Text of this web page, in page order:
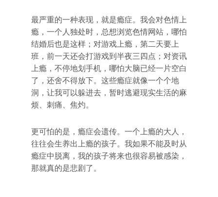
最严重的一种表现，就是瘾症。我会对色情上
瘾，一个人独处时，总想浏览色情网站，哪怕
结婚后也是这样；对游戏上瘾，第二天要上
班，前一天还会打游戏到半夜三四点；对资讯
上瘾，不停地划手机，哪怕大脑已经一片空白
了，还舍不得放下。这些瘾症就像一个个地
洞，让我可以躲进去，暂时逃避现实生活的麻
烦、刺痛、焦灼。
更可怕的是，瘾症会遗传。一个上瘾的大人，
往往会生养出上瘾的孩子。我如果不能及时从
瘾症中脱离，我的孩子将来也很容易被感染，
那就真的是悲剧了。